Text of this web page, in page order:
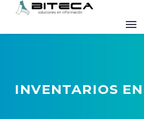
INVENTARIOS